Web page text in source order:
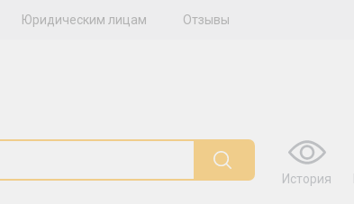
Юридическим лицам Отзывы
История